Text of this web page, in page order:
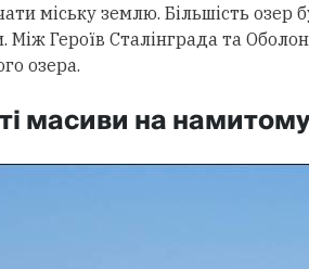
міську землю. Більшість озер
Між Героїв Сталінграда та
озера.
масиви на